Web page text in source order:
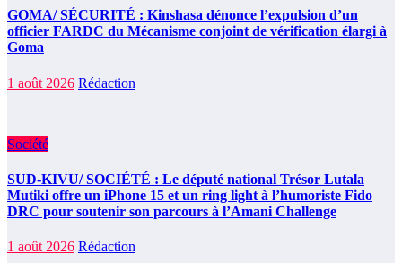
GOMA/ SÉCURITÉ : Kinshasa dénonce l’expulsion d’un
officier FARDC du Mécanisme conjoint de vérification élargi à
Goma
1 août 2026 Rédaction
Société
SUD-KIVU/ SOCIÉTÉ : Le député national Trésor Lutala
Mutiki offre un iPhone 15 et un ring light à l’humoriste Fido
DRC pour soutenir son parcours à l’Amani Challenge
1 août 2026 Rédaction